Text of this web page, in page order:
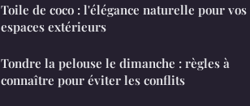
Toile de coco : l'élégance naturelle pour vos
espaces extérieurs
Tondre la pelouse le dimanche : règles à
connaître pour éviter les conflits